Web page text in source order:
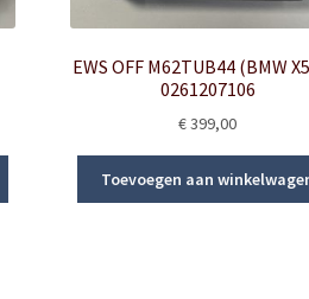
EWS OFF M62TUB44 (BMW
0261207106
€399,00
Toevoegen aan